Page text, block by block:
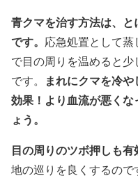
青クマを治す方法は、
です。 応急処置として
で目の周りを温めると
です。
まれにクマを冷
効果！より血流が悪く
ょう。
目の周りのツボ押しも有
地の巡りを良くするの